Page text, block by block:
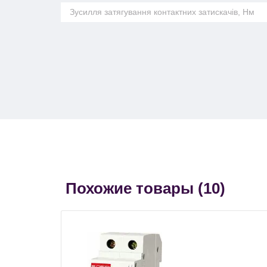
Зусилля затягування контактних затискачів, Нм
Похожие товары (10)